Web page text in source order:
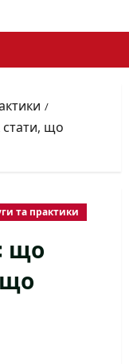
що
та практики
що
що